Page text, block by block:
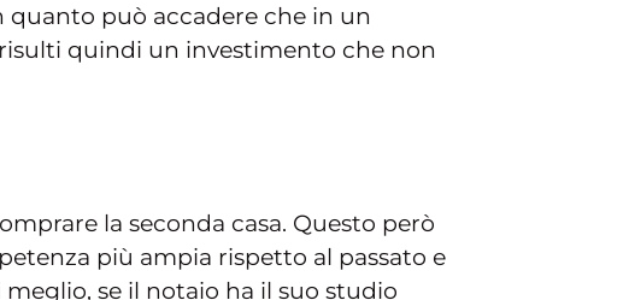
quanto può accadere che in un
quindi un investimento che non
la seconda casa. Questo però
più ampia rispetto al passato e
se il notaio ha il suo studio